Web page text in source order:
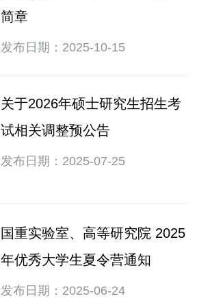
简章
发布日期：2025-10-15
关于2026年硕士研究生招生考
试相关调整预公告
发布日期：2025-07-25
国重实验室、高等研究院 2025
年优秀大学生夏令营通知
发布日期：2025-06-24